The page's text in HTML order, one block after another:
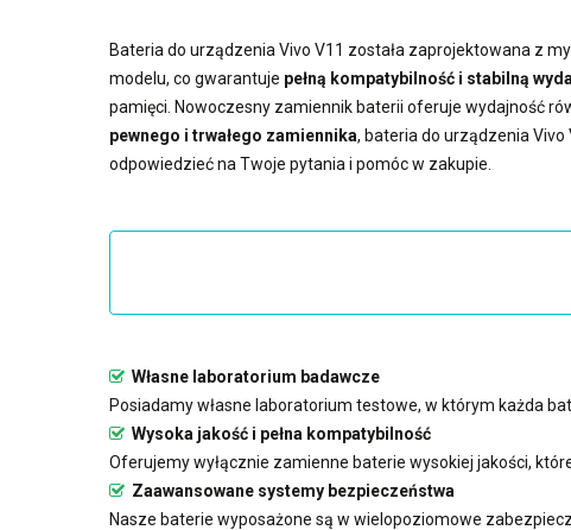
Bateria do urządzenia Vivo V11 została zaprojektowana z
modelu, co gwarantuje pełną kompatybilność i stabilną
pamięci. Nowoczesny zamiennik baterii oferuje wydajność
pewnego i trwałego zamiennika, bateria do urządzenia Vivo
odpowiedzieć na Twoje pytania i pomóc w zakupie.
Własne laboratorium badawcze
Posiadamy własne laboratorium testowe, w którym każda
Wysoka jakość i pełna kompatybilność
Oferujemy wyłącznie zamienne baterie wysokiej jakości,
Zaawansowane systemy bezpieczeństwa
Nasze baterie wyposażone są w wielopoziomowe